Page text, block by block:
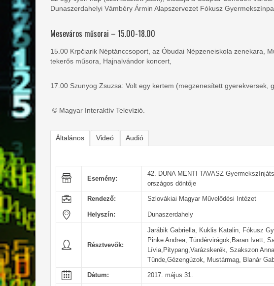
Dunaszerdahelyi Vámbéry Ármin Alapszervezet Fókusz
Meseváros műsorai – 15.00-18.00
15.00 Krpčiarik Néptánccsoport, az Óbudai Népzeneiskola zenekara,
tekerős műsora, Hajnalvándor koncert,
17.00 Szunyog Zsuzsa: Volt egy kertem (megzenesített
© Magyar Interaktív Televízió.
Általános Videó Audió
Esemény:
42. DUNA MENTI TAVASZ
országos döntője
Rendező: Szlovákiai Magyar Művelődési Intézet
Helyszín: Dunaszerdahely
Résztvevők:
Jarábik Gabriella, Kuklis Katalin, Fókusz
Pinke Andrea, Tündérvirágok,Baran Ivett,
Lívia,Pitypang,Varázskerék, Szakszon
Tünde,Gézengúzok, Mustármag, Blanár
Dátum: 2017. május 31.